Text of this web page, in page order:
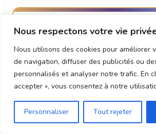
Nous respectons votre vie
Nous utilisons des cookies pour améliorer
de navigation, diffuser des publicités ou
personnalisés et analyser notre trafic. En
accepter », vous consentez à notre
Personnaliser Tout rejeter
Vert-Saint-Denis
Villeparisis